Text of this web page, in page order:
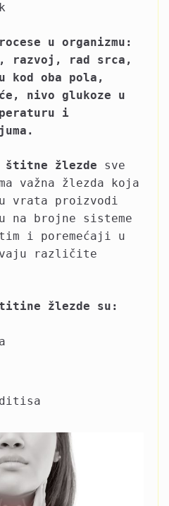
u organizmu:
razvoj, rad srca,
kod oba pola,
nivo glukoze u
i
štitne žlezde sve
važna žlezda koja
vrata proizvodi
na brojne sisteme
i poremećaji u
različite
žlezde su: